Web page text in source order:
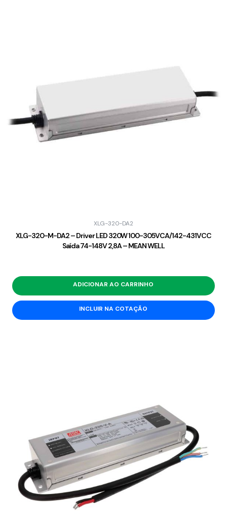
XLG-320-DA2
XLG-320-M-DA2 – Driver LED 320W 100-305VCA/142-431VCC
Saída 74-148V 2,8A – MEAN WELL
ADICIONAR AO CARRINHO
INCLUIR NA COTAÇÃO